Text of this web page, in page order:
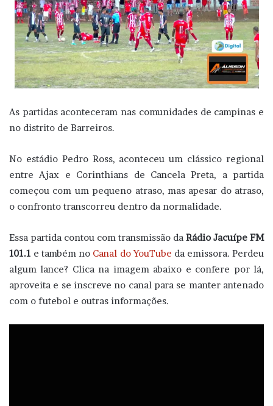
As partidas aconteceram nas comunidades de campinas e
no distrito de Barreiros.
No estádio Pedro Ross, aconteceu um clássico regional
entre Ajax e Corinthians de Cancela Preta, a partida
começou com um pequeno atraso, mas apesar do atraso,
o confronto transcorreu dentro da normalidade.
Essa partida contou com transmissão da Rádio Jacuípe FM
101.1 e também no Canal do YouTube da emissora. Perdeu
algum lance? Clica na imagem abaixo e confere por lá,
aproveita e se inscreve no canal para se manter antenado
com o futebol e outras informações.